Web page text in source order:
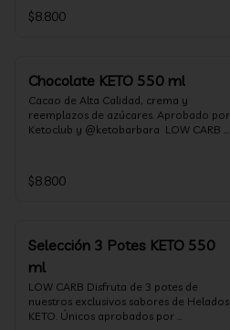
KETO. (550 ml)
$8.800
Chocolate KETO 550 ml
Cacao de Alta Calidad, crema y
reemplazos de azúcares. Aprobado por
Ketoclub y @ketobarbara  LOW CARB
$8.800
Selección 3 Potes KETO 550
ml
LOW CARB Disfruta de 3 potes de
nuestros exclusivos sabores de Helados
KETO. Únicos aprobados por